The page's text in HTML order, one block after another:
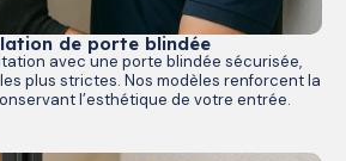
de porte blindée
avec une porte blindée sécurisée,
plus strictes. Nos modèles renforcent la
l’esthétique de votre entrée.